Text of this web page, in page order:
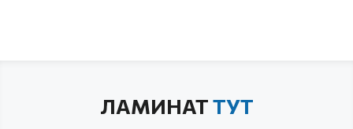
ЛАМИНАТТУТ